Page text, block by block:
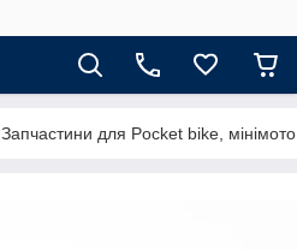
Запчастини для Pocket bike, мінімото